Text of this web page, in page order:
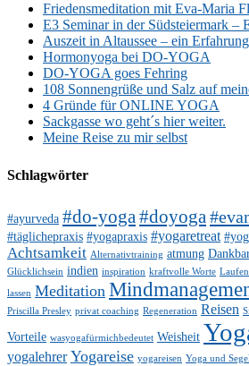
Friedensmeditation mit Eva-Maria
E3 Seminar in der Südsteiermark –
Auszeit in Altaussee – ein
Hormonyoga bei DO-YOGA
DO-YOGA goes Fehring
108 Sonnengrüße und Salz auf
4 Gründe für ONLINE YOGA
Sackgasse wo geht´s hier weiter.
Meine Reise zu mir selbst
Schlagwörter
#ayurveda #do-yoga #doyoga
#täglichepraxis #yogapraxis #yogaretreat
Achtsamkeit Alternativtraining atmung
Glücklichsein indien inspiration kraftvolle Worte Laufen
lassen Meditation
Priscilla Presley privat coaching Regeneration Reisen
Vorteile wasyogafürmichbedeutet Weisheit
yogalehrer Yogareise yogareisen Yoga und